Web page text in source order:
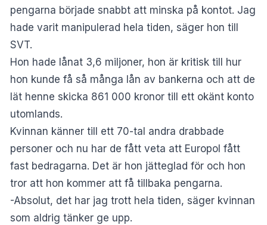
pengarna började snabbt att minska på kontot. Jag
hade varit manipulerad hela tiden, säger hon till
SVT.
Hon hade lånat 3,6 miljoner, hon är kritisk till hur
hon kunde få så många lån av bankerna och att de
lät henne skicka 861 000 kronor till ett okänt konto
utomlands.
Kvinnan känner till ett 70-tal andra drabbade
personer och nu har de fått veta att Europol fått
fast bedragarna. Det är hon jätteglad för och hon
tror att hon kommer att få tillbaka pengarna.
-Absolut, det har jag trott hela tiden, säger kvinnan
som aldrig tänker ge upp.